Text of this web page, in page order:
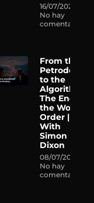
16/07/2026
No hay
comentarios
From the
Petrodollar
to the
Algorithm:
The End of
the World
Order |
With
Simon
Dixon
08/07/2026
No hay
comentarios